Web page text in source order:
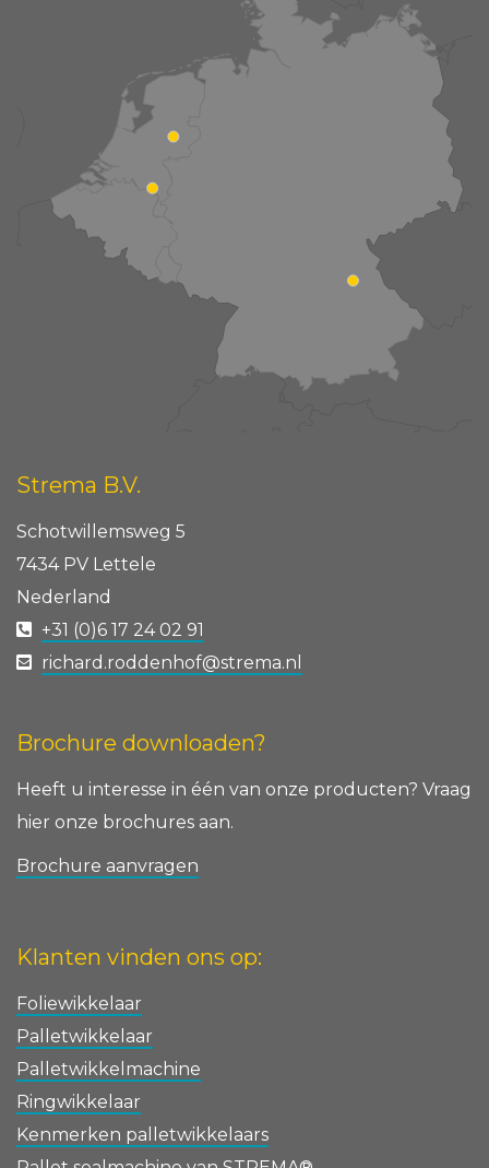
Strema B.V.
Schotwillemsweg 5
7434 PV Lettele
Nederland
+31 (0)6 17 24 02 91
richard.roddenhof@strema.nl
Brochure downloaden?
Heeft u interesse in één van onze producten? Vraag
hier onze brochures aan.
Brochure aanvragen
Klanten vinden ons op:
Foliewikkelaar
Palletwikkelaar
Palletwikkelmachine
Ringwikkelaar
Kenmerken palletwikkelaars